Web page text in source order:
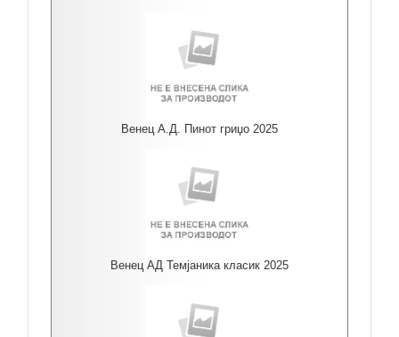
Венец А.Д. Пинот гриџо 2025
Венец АД Темјаника класик 2025